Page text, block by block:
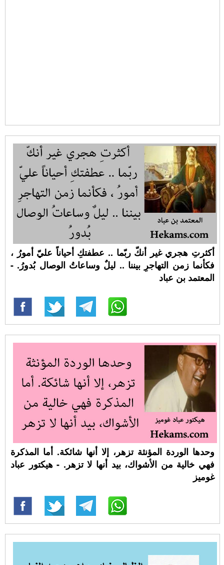
أكثرتِ هجري غير أنكّ ربّما .. عطفتكِ أحياناً عليّ أمورُ ،
فكأنما زمن التهاجرِ بيننا .. ليلٌ وساعاتُ الوصال بُدورُ. -
المعتمد بن عباد
وحدها الوردة المؤنثة تزهر، إلا أنها شائكة. أما المذكرة
فهي خالية من الأشواك، بيد أنها لا تزهر. - هيكتور عباد
غوميز